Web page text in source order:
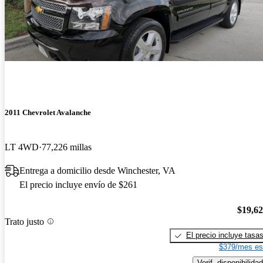
2011 Chevrolet Avalanche
LT 4WD 77,226 millas
Entrega a domicilio desde Winchester, VA
El precio incluye envío de $261
Trato justo
El precio incluye tasas
$379/mes